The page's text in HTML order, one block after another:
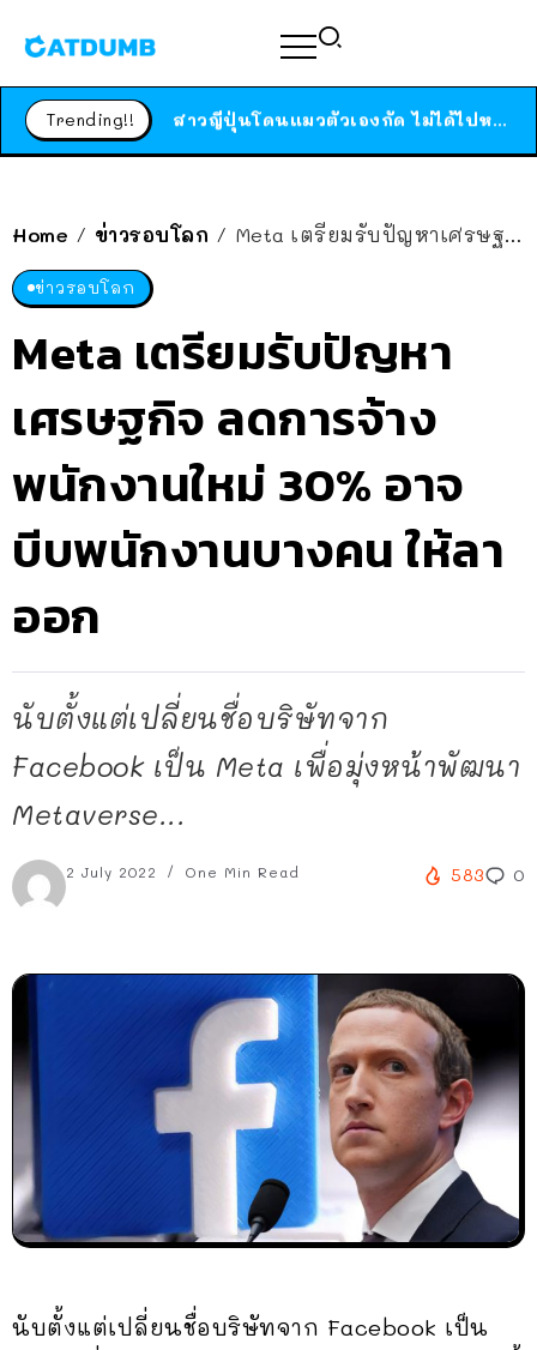
Trending!! ได้เวลาเด็กหนวดรวมตัว RF Online Next เปิดให้เล่นแล้ว เกม Sci-Fi MMORPG ระดับตำนาน เล่นได้ทั้งมือถือและ PC
Home / ข่าวรอบโลก / Meta เตรียมรับปัญหาเศรษฐกิจ ลดการจ้างพนักงานใหม่ 30% อาจบีบพนักงานบางคน ให้ลาออก
ข่าวรอบโลก
Meta เตรียมรับปัญหา
เศรษฐกิจ ลดการจ้าง
พนักงานใหม่ 30% อาจ
บีบพนักงานบางคน ให้ลา
ออก
นับตั้งแต่เปลี่ยนชื่อบริษัทจาก
Facebook เป็น Meta เพื่อมุ่งหน้าพัฒนา
Metaverse...
2 July 2022 One Min Read 583 0
นับตั้งแต่เปลี่ยนชื่อบริษัทจาก Facebook เป็น